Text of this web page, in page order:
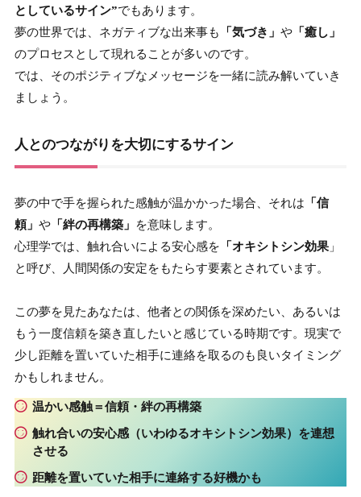
としているサイン”でもあります。
夢の世界では、ネガティブな出来事も
「気づき」 や「癒し」
のプロセスとして現れることが多いのです。
では、そのポジティブなメッセージを一緒に読み解いていき
ましょう。
人とのつながりを大切にするサイン
夢の中で手を握られた感触が温かかった場合、それは 「信
頼」 や「絆の再構築」
を意味します。
心理学では、触れ合いによる安心感を 「オキシトシン効果」
と呼び、人間関係の安定をもたらす要素とされています。
この夢を見たあなたは、他者との関係を深めたい、あるいは
もう一度信頼を築き直したいと感じている時期です。現実で
少し距離を置いていた相手に連絡を取るのも良いタイミング
かもしれません。
温かい感触＝信頼・絆の再構築
触れ合いの安心感（いわゆるオキシトシン効果）を連想
させる
距離を置いていた相手に連絡する好機かも